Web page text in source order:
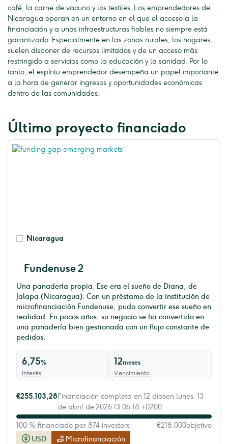
café, la carne de vacuno y los textiles. Los emprendedores de
Nicaragua operan en un entorno en el que el acceso a la
financiación y a unas infraestructuras fiables no siempre está
garantizado. Especialmente en las zonas rurales, los hogares
suelen disponer de recursos limitados y de un acceso más
restringido a servicios como la educación y la sanidad. Por lo
tanto, el espíritu emprendedor desempeña un papel importante
a la hora de generar ingresos y oportunidades económicas
dentro de las comunidades.
Último proyecto financiado
Nicaragua
Fundenuse 2
Una panadería propia. Ese era el sueño de Diana, de
Jalapa (Nicaragua). Con un préstamo de la institución de
microfinanciación Fundenuse, pudo convertir ese sueño en
realidad. En pocos años, su negocio se ha convertido en
una panadería bien gestionada con un flujo constante de
pedidos.
6,75%
Interés
12meses
Vencimiento
USD Microfinanciación
€255.103,28Financiación completa en 12 díasen lunes, 13
de abril de 2026 13:06:18 +0200.
100 % financiado por 874 investors €218.000objetivo